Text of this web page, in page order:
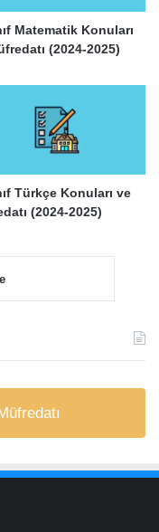
Matematik Konuları
(2024-2025)
Türkçe Konuları ve
(2024-2025)